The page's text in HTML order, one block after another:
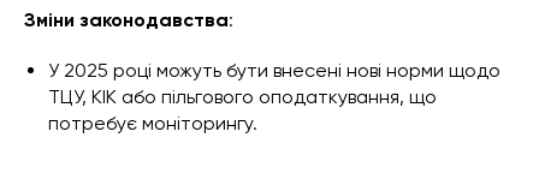
Зміни законодавства:
У 2025 році можуть бути внесені нові норми щодо
ТЦУ, КІК або пільгового оподаткування, що
потребує моніторингу.